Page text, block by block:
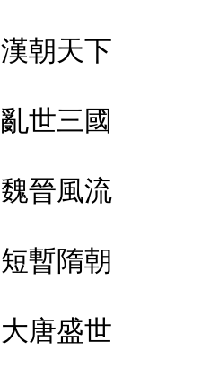
漢朝天下
亂世三國
魏晉風流
短暫隋朝
大唐盛世